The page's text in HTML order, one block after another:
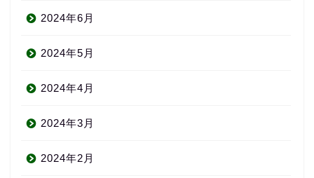
2024年6月
2024年5月
2024年4月
2024年3月
2024年2月